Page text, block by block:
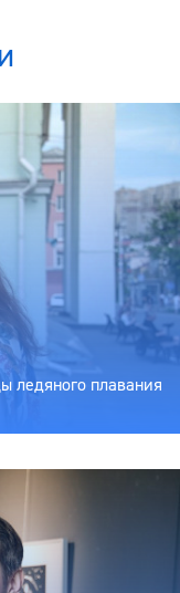
ледяного плавания